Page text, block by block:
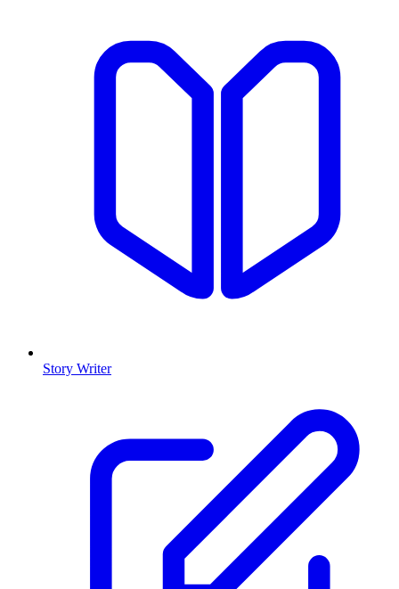
Story Writer